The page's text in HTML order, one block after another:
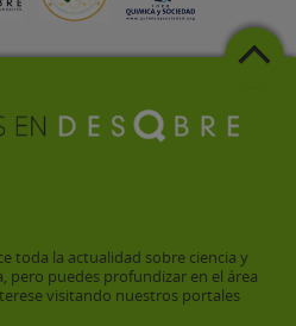
toda la actualidad sobre ciencia y
pero puedes profundizar en el área
visitando nuestros portales